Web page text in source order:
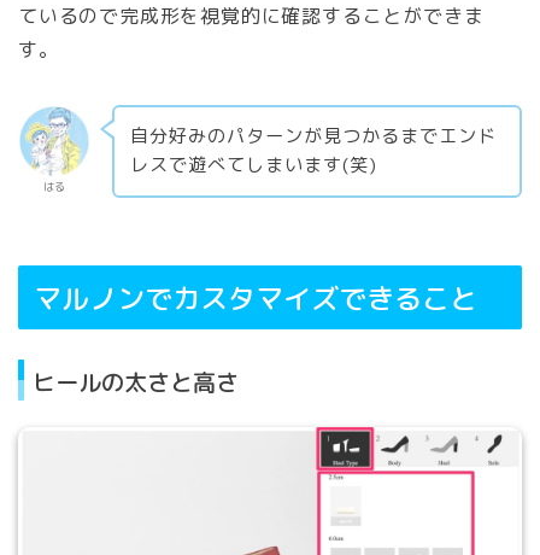
ているので完成形を視覚的に確認することができま
す。
はる
自分好みのパターンが見つかるまでエンド
レスで遊べてしまいます(笑)
マルノンでカスタマイズできること
ヒールの太さと高さ